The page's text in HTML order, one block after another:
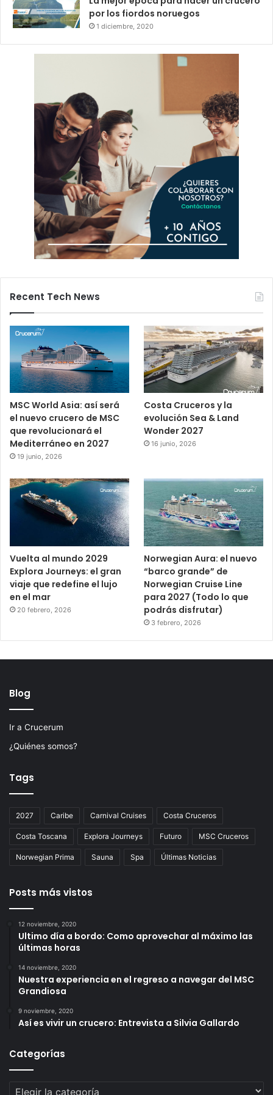
por los fiordos noruegos
1 diciembre, 2020
Recent Tech News
MSC World Asia: así será
el nuevo crucero de MSC
que revolucionará el
Mediterráneo en 2027
19 junio, 2026
Costa Cruceros y la
evolución Sea & Land
Wonder 2027
16 junio, 2026
Vuelta al mundo 2029
Explora Journeys: el gran
viaje que redefine el lujo
en el mar
20 febrero, 2026
Norwegian Aura: el nuevo
“barco grande” de
Norwegian Cruise Line
para 2027 (Todo lo que
podrás disfrutar)
3 febrero, 2026
Blog
Ir a Crucerum
¿Quiénes somos?
Tags
2027 Caribe Carnival Cruises Costa Cruceros
Costa Toscana Explora Journeys Futuro MSC Cruceros
Norwegian Prima Sauna Spa Últimas Noticias
Posts más vistos
12 noviembre, 2020
Ultimo día a bordo: Como aprovechar al máximo las
últimas horas
14 noviembre, 2020
Nuestra experiencia en el regreso a navegar del MSC
Grandiosa
9 noviembre, 2020
Así es vivir un crucero: Entrevista a Silvia Gallardo
Categorías
Categorías